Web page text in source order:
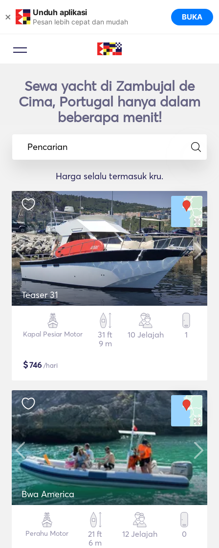
× Unduh aplikasi
Pesan lebih cepat dan mudah BUKA
Sewa yacht di Zambujal de
Cima, Portugal hanya dalam
beberapa menit!
Pencarian
Harga selalu termasuk kru.
Teaser 31
Kapal Pesiar Motor
31 ft
9 m
10 Jelajah 1
$746 /hari
Bwa America
Perahu Motor
21 ft
6 m
12 Jelajah 0